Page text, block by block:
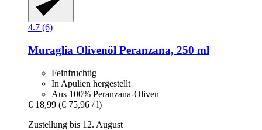
4.7 (6)
Muraglia Olivenöl Peranzana, 250 ml
Feinfruchtig
In Apulien hergestellt
Aus 100% Peranzana-Oliven
€ 18,99 (€ 75,96 / l)
Zustellung bis 12. August